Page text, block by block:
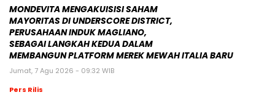
MONDEVITA MENGAKUISISI SAHAM
MAYORITAS DI UNDERSCORE DISTRICT,
PERUSAHAAN INDUK MAGLIANO,
SEBAGAI LANGKAH KEDUA DALAM
MEMBANGUN PLATFORM MEREK MEWAH ITALIA BARU
Jumat, 7 Agu 2026 - 09:32 WIB
Pers Rilis